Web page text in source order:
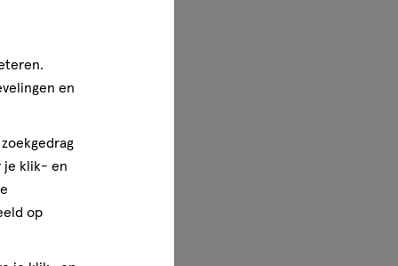
om ons heen. Daarom
geven informatie
worden
en
je klik- en
op